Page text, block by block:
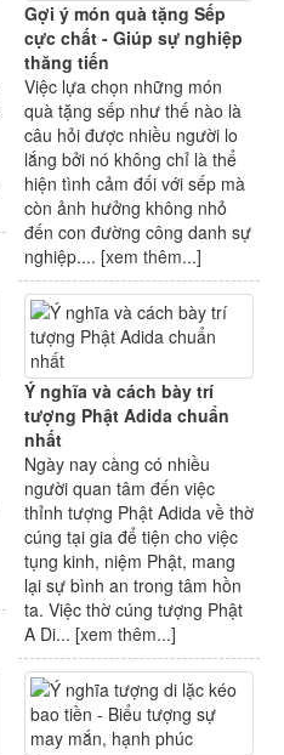
Gợi ý món quà tặng Sếp
cực chất - Giúp sự nghiệp
thăng tiến
Việc lựa chọn những món
quà tặng sếp như thế nào là
câu hỏi được nhiều người lo
lắng bởi nó không chỉ là thể
hiện tình cảm đối với sếp mà
còn ảnh hưởng không nhỏ
đến con đường công danh sự
nghiệp.... [xem thêm...]
Ý nghĩa và cách bày trí
tượng Phật Adida chuẩn
nhất
Ngày nay càng có nhiều
người quan tâm đến việc
thỉnh tượng Phật Adida về thờ
cúng tại gia để tiện cho việc
tụng kinh, niệm Phật, mang
lại sự bình an trong tâm hồn
ta. Việc thờ cúng tượng Phật
A Di... [xem thêm...]